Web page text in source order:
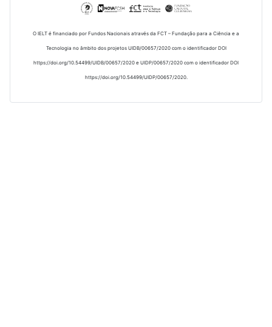
O IELT é financiado por Fundos Nacionais através da FCT – Fundação para a Ciência e a
Tecnologia no âmbito dos projetos UIDB/00657/2020 com o identificador DOI
https://doi.org/10.54499/UIDB/00657/2020 e UIDP/00657/2020 com o identificador DOI
https://doi.org/10.54499/UIDP/00657/2020.